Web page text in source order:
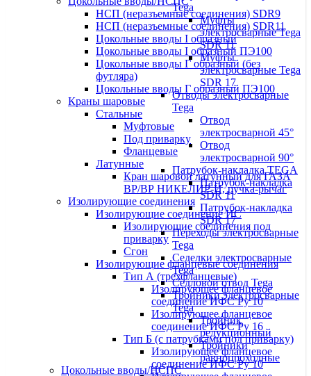
Tega
Муфты
электросварные Tega
SDR 11
Муфты
электросварные Tega
SDR 17
Отводы электросварные
Tega
Отвод
электросварной 45°
Отвод
электросварной 90°
Патрубок-накладка TEGA
Патрубок-накладка
SDR 11
Патрубок-накладка
SDR 17
Переходы электросварные
Tega
Седелки электросварные
Tega
Седловой отвод Tega
Тройники электросварные
Tega
Тройник
редукционный
Тройники
равнопроходные
Цокольные вводы/НСПС
НСП (неразъемные соединения) SDR9
НСП (неразъемные соединения) SDR11
Цокольные вводы I образный
Цокольные вводы I образный ПЭ100
Цокольные вводы Г образный (без
футляра)
Цокольные вводы Г образный ПЭ100
Краны шаровые
Стальные
Муфтовые
Под приварку
Фланцевые
Латунные
Кран шаровой латунный для ГАЗА
ВР/ВР НИКЕЛИР-Й, ручка-рычаг
Изолирующие соединения
Изолирующие соединение ИС
Изолирующие соединения под
приварку
Сгон
Изолирующие фланцевые соединения
Тип А (трехфланцевые)
Изолирующее фланцевое
соединение ИФС Ру 10
Изолирующее фланцевое
соединение ИФС Ру 16
Тип Б (с патрубками под приварку)
Изолирующее фланцевое
соединение ИФС Ру 10